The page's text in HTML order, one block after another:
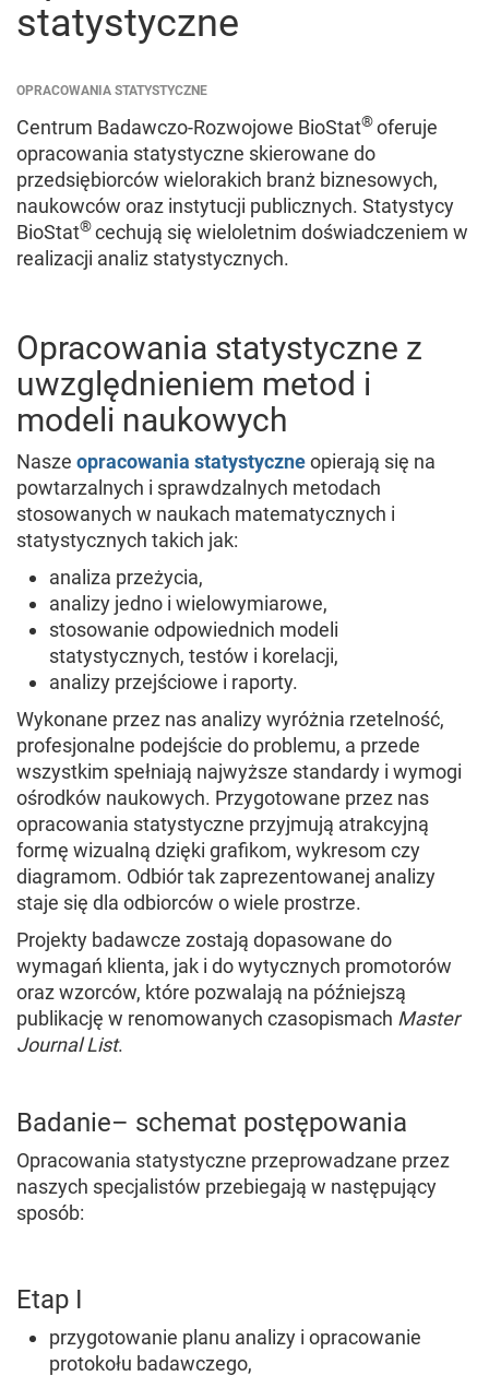
statystyczne
OPRACOWANIA STATYSTYCZNE
Centrum Badawczo-Rozwojowe BioStat®oferuje
opracowania statystyczne skierowane do
przedsiębiorców wielorakich branż biznesowych,
naukowców oraz instytucji publicznych. Statystycy
BioStat®cechują się wieloletnim doświadczeniem w
realizacji analiz statystycznych.
Opracowania statystyczne z
uwzględnieniem metod i
modeli naukowych
Nasze opracowania statystyczneopierają się na
powtarzalnych i sprawdzalnych metodach
stosowanych w naukach matematycznych i
statystycznych takich jak:
analiza przeżycia,
analizy jedno i wielowymiarowe,
stosowanie odpowiednich modeli
statystycznych, testów i korelacji,
analizy przejściowe i raporty.
Wykonane przez nas analizy wyróżnia rzetelność,
profesjonalne podejście do problemu, a przede
wszystkim spełniają najwyższe standardy i wymogi
ośrodków naukowych. Przygotowane przez nas
opracowania statystyczne przyjmują atrakcyjną
formę wizualną dzięki grafikom, wykresom czy
diagramom. Odbiór tak zaprezentowanej analizy
staje się dla odbiorców o wiele prostrze.
Projekty badawcze zostają dopasowane do
wymagań klienta, jak i do wytycznych promotorów
oraz wzorców, które pozwalają na późniejszą
publikację w renomowanych czasopismach Master
Journal List.
Badanie– schemat postępowania
Opracowania statystyczne przeprowadzane przez
naszych specjalistów przebiegają w następujący
sposób:
Etap I
przygotowanie planu analizy i opracowanie
protokołu badawczego,